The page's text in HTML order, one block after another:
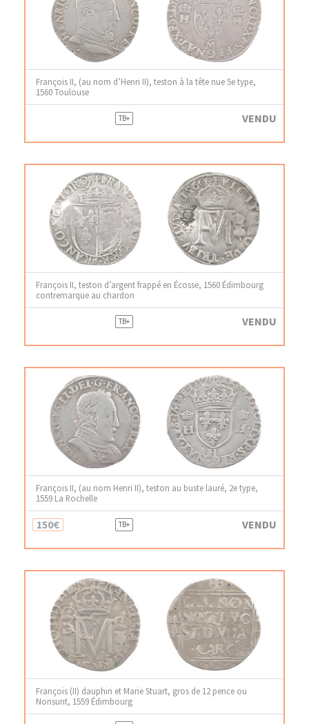
François II, (au nom d’Henri II), teston à la tête nue 5e type,
1560 Toulouse
TB+ VENDU
François II, teston d’argent frappé en Écosse, 1560 Édimbourg
contremarque au chardon
TB+ VENDU
François II, (au nom Henri II), teston au buste lauré, 2e type,
1559 La Rochelle
150€ TB+ VENDU
François (II) dauphin et Marie Stuart, gros de 12 pence ou
Nonsunt, 1559 Édimbourg